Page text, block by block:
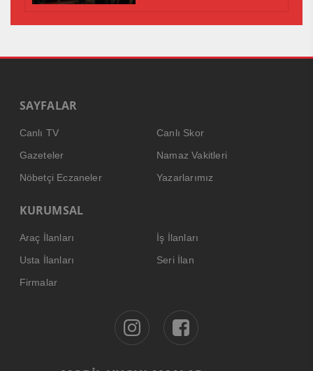
SAYFALAR
Canlı TV
Canlı Skor
Gazeteler
Namaz Vakitleri
Nöbetçi Eczaneler
Yazarlarımız
KURUMSAL
Araç İlanları
İş İlanları
Usta İlanları
Seri İlan
Firmalar